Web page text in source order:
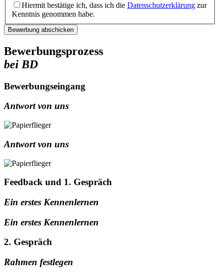
Hiermit bestätige ich, dass ich die Datenschutzerklärung zur
Kenntnis genommen habe.
Bewerbung abschicken
Bewerbungsprozess
bei BD
Bewerbungseingang
Antwort von uns
Antwort von uns
Feedback und 1. Gespräch
Ein erstes Kennenlernen
Ein erstes Kennenlernen
2. Gespräch
Rahmen festlegen